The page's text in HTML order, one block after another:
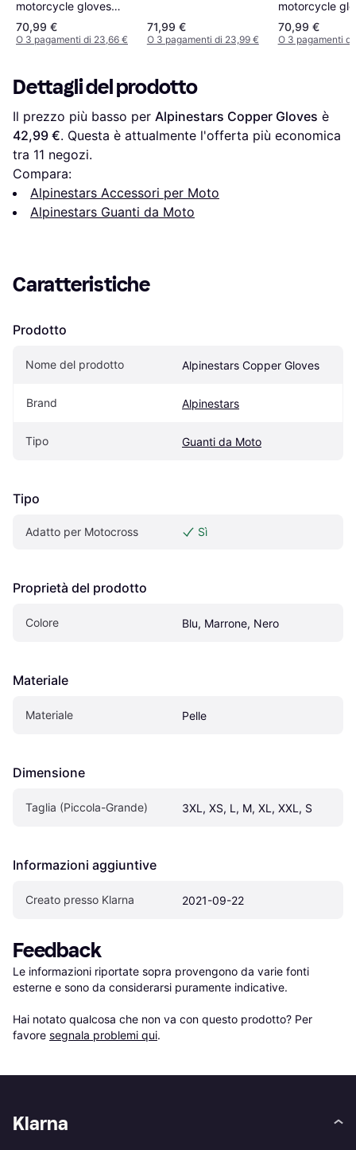
motorcycle gloves
SMX-1-AIR-V2 Uomo
70,99 €
O 3 pagamenti di 23,66 €
71,99 €
O 3 pagamenti di 23,99 €
motorcycle
SMX1-Air-V2
70,99 €
O 3 pagamenti
Dettagli del prodotto
Il prezzo più basso per Alpinestars Copper Gloves
42,99 €. Questa è attualmente l'offerta più economica
tra 11 negozi.
Compara:
Alpinestars Accessori per Moto
Alpinestars Guanti da Moto
Caratteristiche
Prodotto
Nome del prodotto Alpinestars Copper Gloves
Brand Alpinestars
Tipo Guanti da Moto
Tipo
Adatto per Motocross Sì
Proprietà del prodotto
Colore Blu, Marrone, Nero
Materiale
Materiale Pelle
Dimensione
Taglia (Piccola-Grande) 3XL, XS, L, M, XL, XXL, S
Informazioni aggiuntive
Creato presso Klarna 2021-09-22
Feedback
Le informazioni riportate sopra provengono da varie fonti
esterne e sono da considerarsi puramente indicative.
Hai notato qualcosa che non va con questo prodotto? Per
favore segnala problemi qui.
Klarna